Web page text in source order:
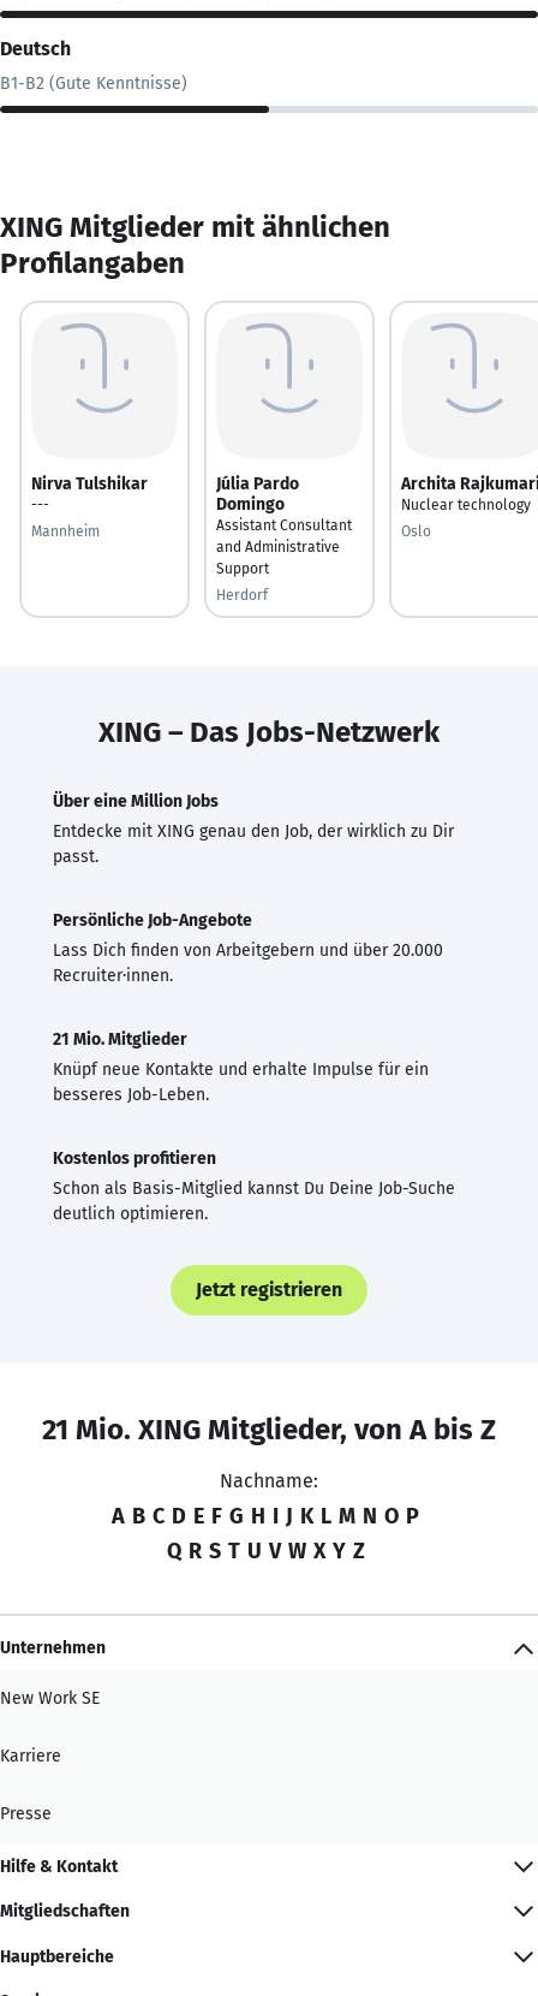
Deutsch
B1-B2 (Gute Kenntnisse)
XING Mitglieder mit ähnlichen
Profilangaben
Nirva Tulshikar
---
Mannheim
Júlia Pardo
Domingo
Assistant Consultant
and Administrative
Support
Herdorf
Archita
Nuclear technology
Oslo
XING – Das Jobs-Netzwerk
Über eine Million Jobs
Entdecke mit XING genau den Job, der wirklich zu Dir
passt.
Persönliche Job-Angebote
Lass Dich finden von Arbeitgebern und über 20.000
Recruiter·innen.
21 Mio. Mitglieder
Knüpf neue Kontakte und erhalte Impulse für ein
besseres Job-Leben.
Kostenlos profitieren
Schon als Basis-Mitglied kannst Du Deine Job-Suche
deutlich optimieren.
Jetzt registrieren
21 Mio. XING Mitglieder, von A bis Z
Nachname:
A B C D E F G H I J K L M N O P
Q R S T U V W X Y Z
Unternehmen
New Work SE
Karriere
Presse
Hilfe & Kontakt
Mitgliedschaften
Hauptbereiche